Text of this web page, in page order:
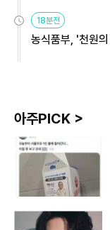
원
18분전
농식품부, '천원
아주PICK >